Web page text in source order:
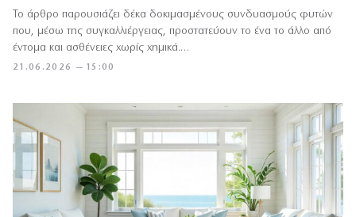
21.06.2026 — 15:00
Το άρθρο παρουσιάζει δέκα δοκιμασμένους συνδυασμούς φυτών
που, μέσω της συγκαλλιέργειας, προστατεύουν το ένα το άλλο από
έντομα και ασθένειες χωρίς χημικά.…